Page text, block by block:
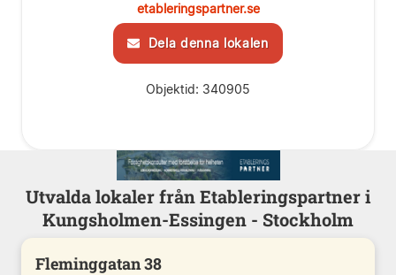
etableringspartner.se
Dela denna lokalen
Objektid: 340905
Utvalda lokaler från Etableringspartner i
Kungsholmen-Essingen - Stockholm
Fleminggatan 38